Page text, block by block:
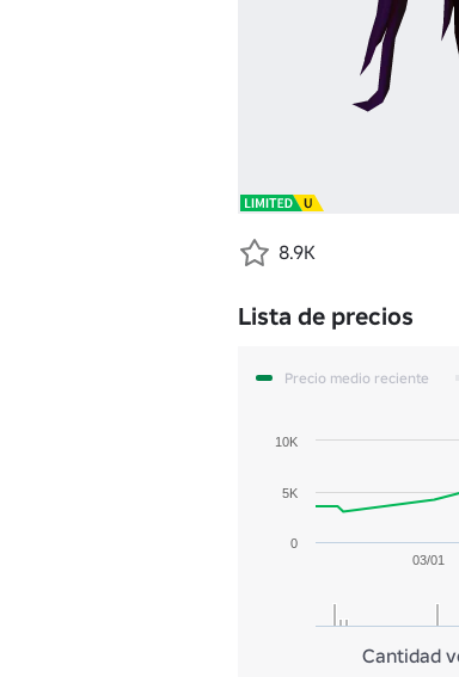
8.9K
Lista de precios
Precio medio reciente
03/01
0
5K
10K
Cantidad